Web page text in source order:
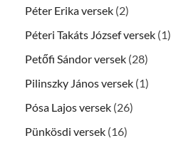
Péter Erika versek (2)
Péteri Takáts József versek (1)
Petőfi Sándor versek (28)
Pilinszky János versek (1)
Pósa Lajos versek (26)
Pünkösdi versek (16)